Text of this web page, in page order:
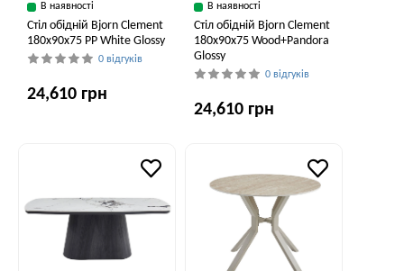
В наявності
Стіл обідній Bjorn Clement
180х90х75 PP White Glossy
0 відгуків
24,610 грн
В наявності
Стіл обідній Bjorn Clement
180х90х75 Wood+Pandora
Glossy
0 відгуків
24,610 грн